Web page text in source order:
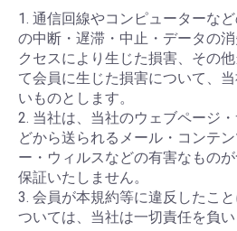
1. 通信回線やコンピューターな
の中断・遅滞・中止・データの
クセスにより生じた損害、その
て会員に生じた損害について、
いものとします。
2. 当社は、当社のウェブページ
どから送られるメール・コンテ
ー・ウィルスなどの有害なもの
保証いたしません。
3. 会員が本規約等に違反したこ
ついては、当社は一切責任を負い